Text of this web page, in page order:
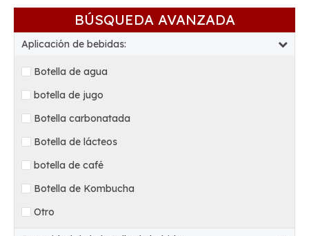
BÚSQUEDA AVANZADA
Aplicación de bebidas:
Botella de agua
botella de jugo
Botella carbonatada
Botella de lácteos
botella de café
Botella de Kombucha
Otro